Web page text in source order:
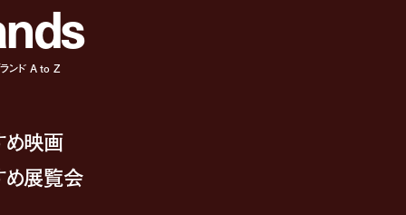
nds
ランド A to Z
映画
展覧会